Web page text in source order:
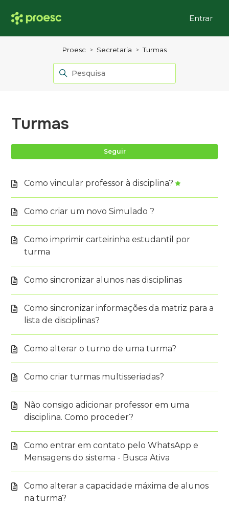
Entrar
Proesc Secretaria Turmas
Turmas
Seguir
Como vincular professor à disciplina?
Como criar um novo Simulado ?
Como imprimir carteirinha estudantil por
turma
Como sincronizar alunos nas disciplinas
Como sincronizar informações da matriz para a
lista de disciplinas?
Como alterar o turno de uma turma?
Como criar turmas multisseriadas?
Não consigo adicionar professor em uma
disciplina. Como proceder?
Como entrar em contato pelo WhatsApp e
Mensagens do sistema - Busca Ativa
Como alterar a capacidade máxima de alunos
na turma?